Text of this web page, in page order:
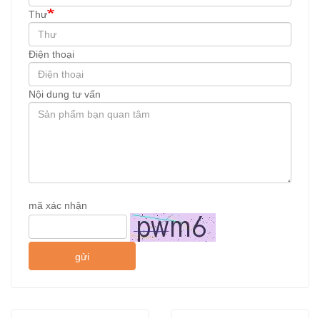
Thư
Điện thoại
Nội dung tư vấn
mã xác nhận
gửi